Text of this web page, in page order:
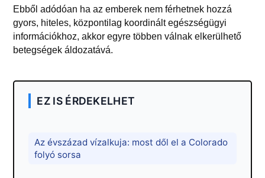
Ebből adódóan ha az emberek nem férhetnek hozzá
gyors, hiteles, központilag koordinált egészségügyi
információkhoz, akkor egyre többen válnak elkerülhető
betegségek áldozatává.
EZ IS ÉRDEKELHET
Az évszázad vízalkuja: most dől el a Colorado
folyó sorsa